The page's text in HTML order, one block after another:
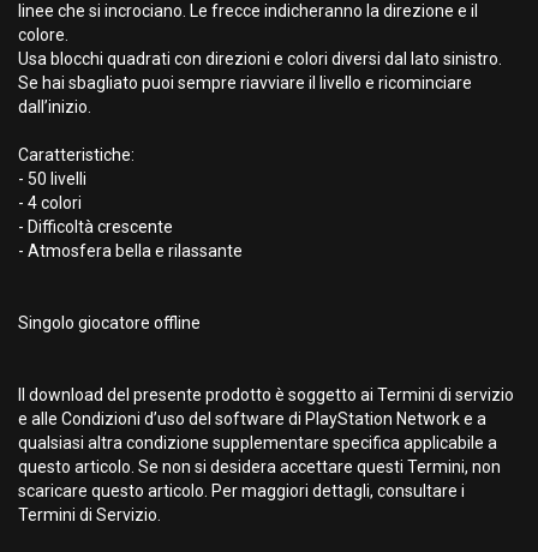
linee che si incrociano. Le frecce indicheranno la direzione e il
colore.
Usa blocchi quadrati con direzioni e colori diversi dal lato sinistro.
Se hai sbagliato puoi sempre riavviare il livello e ricominciare
dall’inizio.
Caratteristiche:
- 50 livelli
- 4 colori
- Difficoltà crescente
- Atmosfera bella e rilassante
Singolo giocatore offline
Il download del presente prodotto è soggetto ai Termini di servizio
e alle Condizioni d’uso del software di PlayStation Network e a
qualsiasi altra condizione supplementare specifica applicabile a
questo articolo. Se non si desidera accettare questi Termini, non
scaricare questo articolo. Per maggiori dettagli, consultare i
Termini di Servizio.